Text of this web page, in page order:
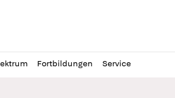
Fortbildungen Service